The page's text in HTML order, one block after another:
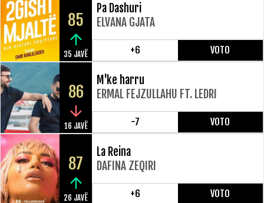
85
35 JAVË
Pa Dashuri
ELVANA GJATA
+6 VOTO
86
16 JAVË
M'ke harru
ERMAL FEJZULLAHU FT. LEDRI
-7 VOTO
87
26 JAVË
La Reina
DAFINA ZEQIRI
+6 VOTO